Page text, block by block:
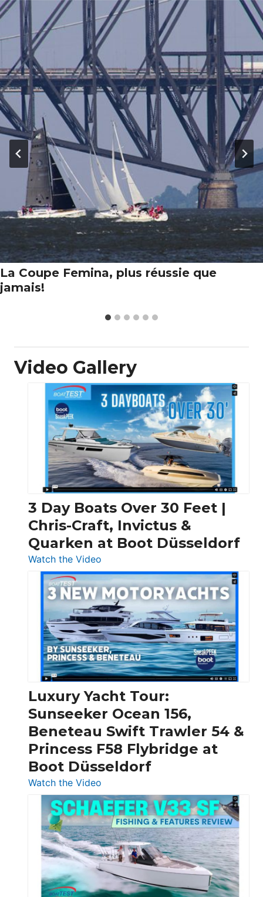
La Coupe Femina, plus réussie que
jamais!
Video Gallery
3 Day Boats Over 30 Feet |
Chris-Craft, Invictus &
Quarken at Boot Düsseldorf
Watch the Video
3
Day
Boats
Over
30
Feet
|
Chris-
Craft,
Invictus
&
Quarken
at
Boot
Luxury Yacht Tour:
Sunseeker Ocean 156,
Beneteau Swift Trawler 54 &
Princess F58 Flybridge at
Boot Düsseldorf
Watch the Video
Luxury
Yacht
Tour:
Sunseeker
Ocean
156,
Beneteau